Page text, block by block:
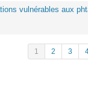
vulnérables aux
1 2 3